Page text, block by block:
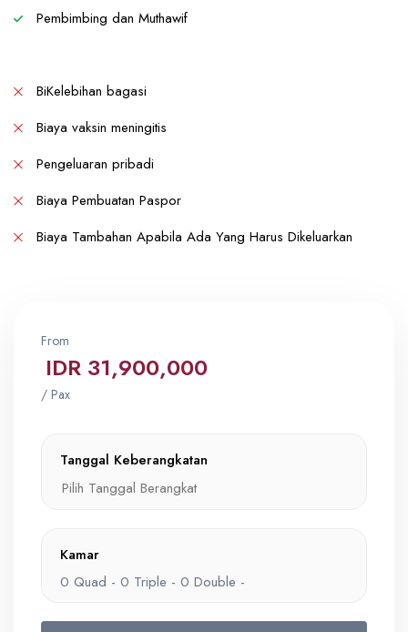
Pembimbing dan Muthawif
BiKelebihan bagasi
Biaya vaksin meningitis
Pengeluaran pribadi
Biaya Pembuatan Paspor
Biaya Tambahan Apabila Ada Yang Harus Dikeluarkan
From
IDR 31,900,000
/ Pax
Tanggal Keberangkatan
Kamar
0 Quad - 0 Triple - 0 Double -